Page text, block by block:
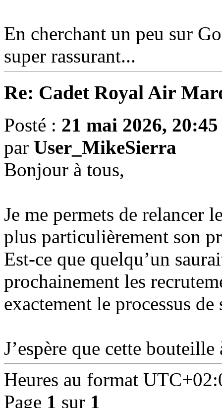
En cherchant un peu sur
super rassurant...
Re: Cadet Royal Air
Posté : 21 mai 2026, 20:45
par User_MikeSierra
Bonjour à tous,
Je me permets de relancer
plus particulièrement son
Est-ce que quelqu’un
prochainement les
exactement le processus
J’espère que cette
Heures au format
Page 1 sur 1